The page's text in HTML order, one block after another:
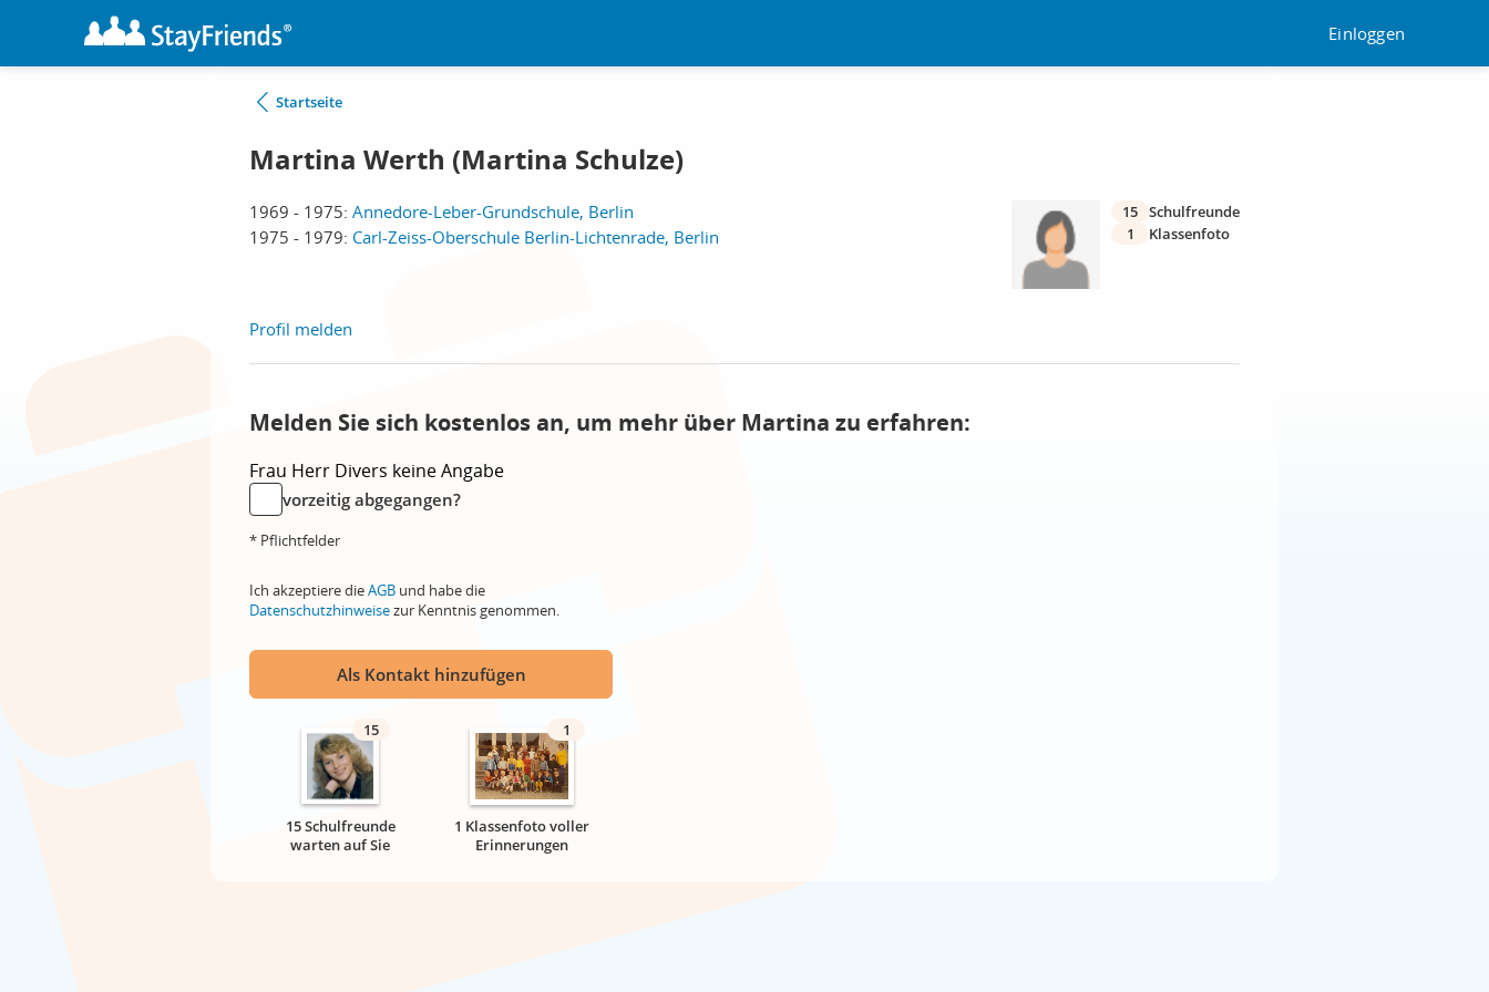
Einloggen
Startseite
Martina Werth (Martina Schulze)
1969 - 1975: Annedore-Leber-Grundschule, Berlin
1975 - 1979: Carl-Zeiss-Oberschule Berlin-Lichtenrade, Berlin
15 Schulfreunde
1
Klassenfoto
Profil melden
Melden Sie sich kostenlos an, um mehr über Martina zu erfahren:
Frau Herr Divers keine Angabe
vorzeitig abgegangen?
* Pflichtfelder
Ich akzeptiere dieAGB und habe die
Datenschutzhinweisezur Kenntnis genommen.
Als Kontakt hinzufügen
15
15 Schulfreunde
warten auf Sie
1
1 Klassenfoto voller
Erinnerungen